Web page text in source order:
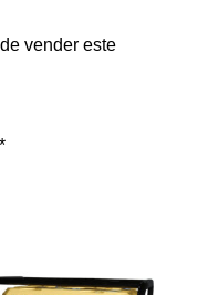
vender este